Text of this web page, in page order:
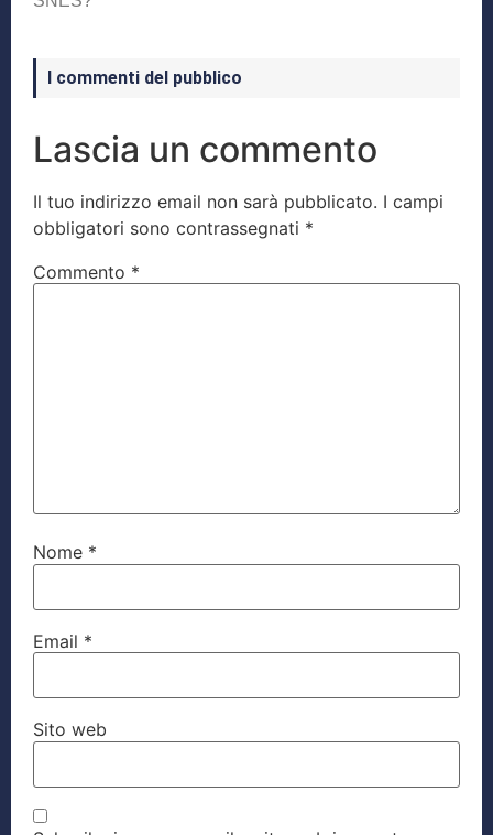
I commenti del pubblico
Lascia un commento
Il tuo indirizzo email non sarà pubblicato. I campi
obbligatori sono contrassegnati *
Commento *
Nome *
Email *
Sito web